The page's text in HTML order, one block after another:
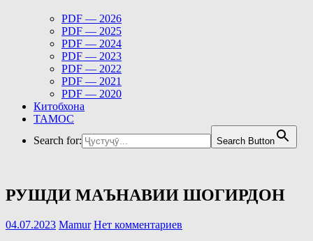
PDF — 2026
PDF — 2025
PDF — 2024
PDF — 2023
PDF — 2022
PDF — 2021
PDF — 2020
Китобхона
ТАМОС
Search for:
Search Button
РУШДИ МАЪНАВИИ ШОГИРДОН
04.07.2023 Mamur Нет комментариев